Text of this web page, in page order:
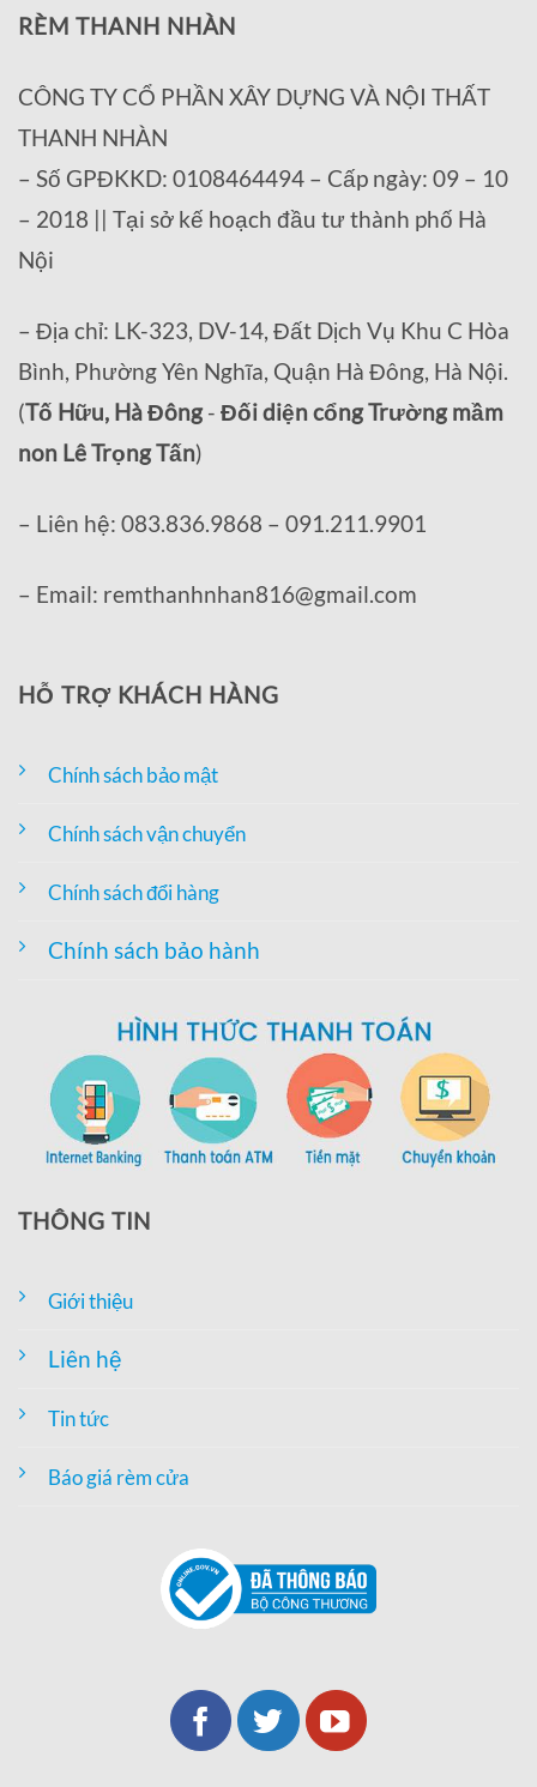
RÈM THANH NHÀN
CÔNG TY CỔ PHẦN XÂY DỰNG VÀ NỘI THẤT
THANH NHÀN
– Số GPĐKKD: 0108464494 – Cấp ngày: 09 – 10
– 2018 || Tại sở kế hoạch đầu tư thành phố Hà
Nội
– Địa chỉ: LK-323, DV-14, Đất Dịch Vụ Khu C Hòa
Bình, Phường Yên Nghĩa, Quận Hà Đông, Hà Nội.
(Tố Hữu, Hà Đông- Đối diện cổng Trường mầm
non Lê Trọng Tấn)
– Liên hệ: 083.836.9868 – 091.211.9901
– Email: remthanhnhan816@gmail.com
HỖ TRỢ KHÁCH HÀNG
Chính sách bảo mật
Chính sách vận chuyển
Chính sách đổi hàng
Chính sách bảo hành
THÔNG TIN
Giới thiệu
Liên hệ
Tin tức
Báo giá rèm cửa